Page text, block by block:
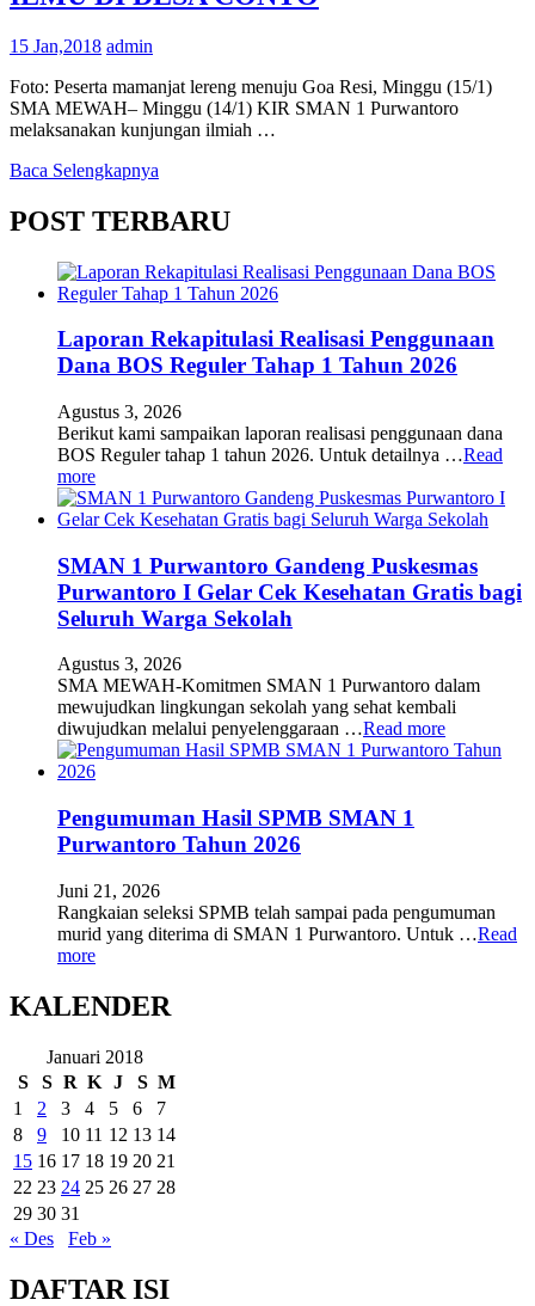
15 Jan,2018 admin
Foto: Peserta mamanjat lereng menuju Goa Resi, Minggu (15/1)
SMA MEWAH– Minggu (14/1) KIR SMAN 1 Purwantoro
melaksanakan kunjungan ilmiah …
Baca Selengkapnya
POST TERBARU
Laporan Rekapitulasi Realisasi Penggunaan
Dana BOS Reguler Tahap 1 Tahun 2026
Agustus 3, 2026
Berikut kami sampaikan laporan realisasi penggunaan dana
BOS Reguler tahap 1 tahun 2026. Untuk detailnya …Read
more
SMAN 1 Purwantoro Gandeng Puskesmas
Purwantoro I Gelar Cek Kesehatan Gratis bagi
Seluruh Warga Sekolah
Agustus 3, 2026
SMA MEWAH-Komitmen SMAN 1 Purwantoro dalam
mewujudkan lingkungan sekolah yang sehat kembali
diwujudkan melalui penyelenggaraan …Read more
Pengumuman Hasil SPMB SMAN 1
Purwantoro Tahun 2026
Juni 21, 2026
Rangkaian seleksi SPMB telah sampai pada pengumuman
murid yang diterima di SMAN 1 Purwantoro. Untuk …Read
more
KALENDER
Januari 2018
S
S R K J S M
1
2 3 4 5 6
7
8
9 10 11 12 13 14
15 16 17 18 19 20 21
22 23 24 25 26 27 28
29 30 31
« Des
Feb »
DAFTAR ISI